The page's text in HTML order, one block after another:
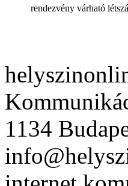
rendezvény várható
1134